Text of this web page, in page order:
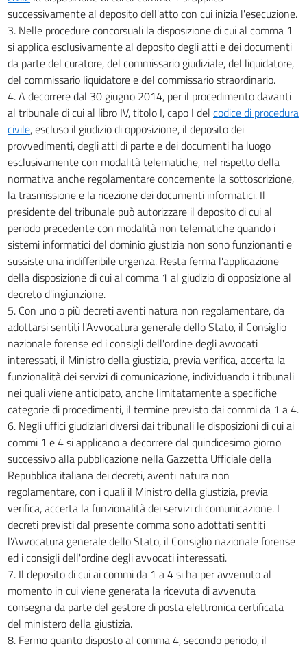
successivamente al deposito dell'atto con cui inizia l'esecuzione.
3. Nelle procedure concorsuali la disposizione di cui al comma 1
si applica esclusivamente al deposito degli atti e dei documenti
da parte del curatore, del commissario giudiziale, del liquidatore,
del commissario liquidatore e del commissario straordinario.
4. A decorrere dal 30 giugno 2014, per il procedimento davanti
al tribunale di cui al libro IV, titolo I, capo I del codice di procedura
civile, escluso il giudizio di opposizione, il deposito dei
provvedimenti, degli atti di parte e dei documenti ha luogo
esclusivamente con modalità telematiche, nel rispetto della
normativa anche regolamentare concernente la sottoscrizione,
la trasmissione e la ricezione dei documenti informatici. Il
presidente del tribunale può autorizzare il deposito di cui al
periodo precedente con modalità non telematiche quando i
sistemi informatici del dominio giustizia non sono funzionanti e
sussiste una indifferibile urgenza. Resta ferma l'applicazione
della disposizione di cui al comma 1 al giudizio di opposizione al
decreto d'ingiunzione.
5. Con uno o più decreti aventi natura non regolamentare, da
adottarsi sentiti l'Avvocatura generale dello Stato, il Consiglio
nazionale forense ed i consigli dell'ordine degli avvocati
interessati, il Ministro della giustizia, previa verifica, accerta la
funzionalità dei servizi di comunicazione, individuando i tribunali
nei quali viene anticipato, anche limitatamente a specifiche
categorie di procedimenti, il termine previsto dai commi da 1 a 4.
6. Negli uffici giudiziari diversi dai tribunali le disposizioni di cui ai
commi 1 e 4 si applicano a decorrere dal quindicesimo giorno
successivo alla pubblicazione nella Gazzetta Ufficiale della
Repubblica italiana dei decreti, aventi natura non
regolamentare, con i quali il Ministro della giustizia, previa
verifica, accerta la funzionalità dei servizi di comunicazione. I
decreti previsti dal presente comma sono adottati sentiti
l'Avvocatura generale dello Stato, il Consiglio nazionale forense
ed i consigli dell'ordine degli avvocati interessati.
7. Il deposito di cui ai commi da 1 a 4 si ha per avvenuto al
momento in cui viene generata la ricevuta di avvenuta
consegna da parte del gestore di posta elettronica certificata
del ministero della giustizia.
8. Fermo quanto disposto al comma 4, secondo periodo, il